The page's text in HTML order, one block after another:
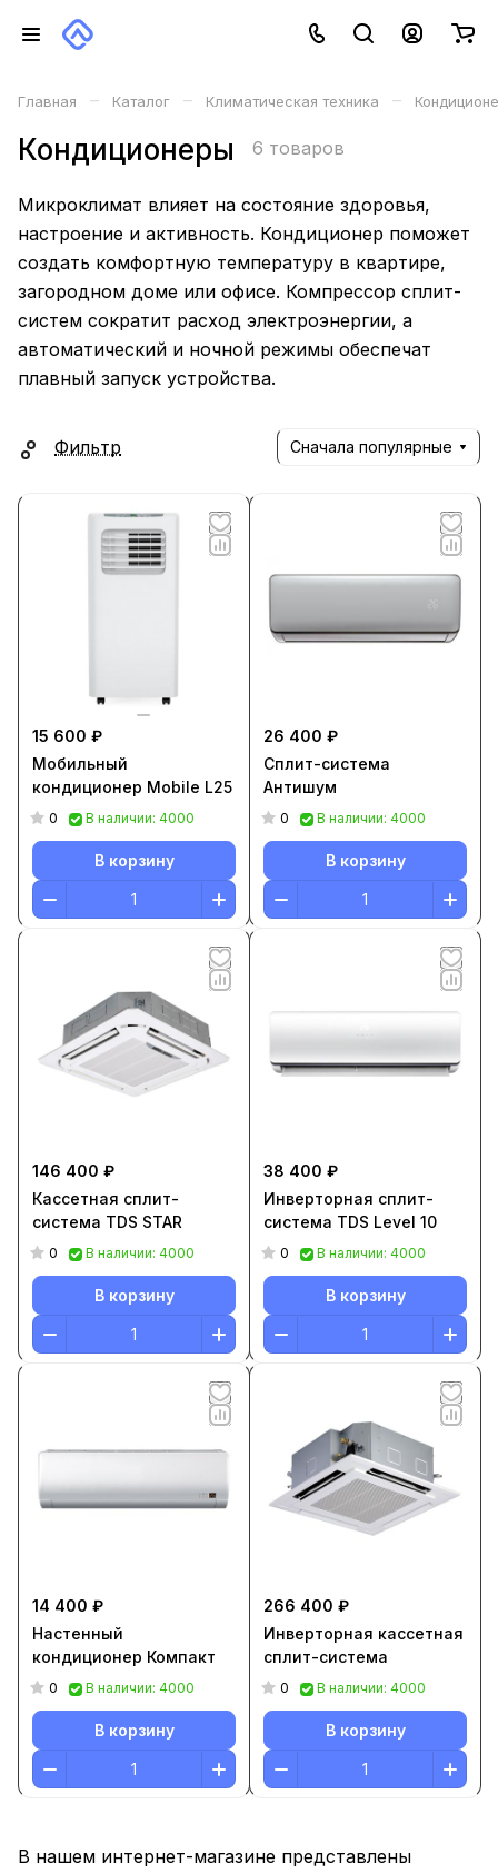
Главная – Каталог – Климатическая техника –
Кондиционеры 6 товаров
Микроклимат влияет на состояние здоровья,
настроение и активность. Кондиционер поможет
создать комфортную температуру в квартире,
загородном доме или офисе. Компрессор сплит-
систем сократит расход электроэнергии, а
автоматический и ночной режимы обеспечат
плавный запуск устройства.
Фильтр Сначала популярные
15 600 ₽
Мобильный
кондиционер Mobile L25
0 В наличии: 4000
В корзину
26 400 ₽
Сплит-система
Антишум
0 В наличии: 4000
В корзину
146 400 ₽
Кассетная сплит-
система TDS STAR
0 В наличии: 4000
В корзину
38 400 ₽
Инверторная сплит-
система TDS Level 10
0 В наличии: 4000
В корзину
14 400 ₽
Настенный
кондиционер Компакт
0 В наличии: 4000
В корзину
266 400 ₽
Инверторная кассетная
сплит-система
0 В наличии: 4000
В корзину
В нашем интернет-магазине представлены